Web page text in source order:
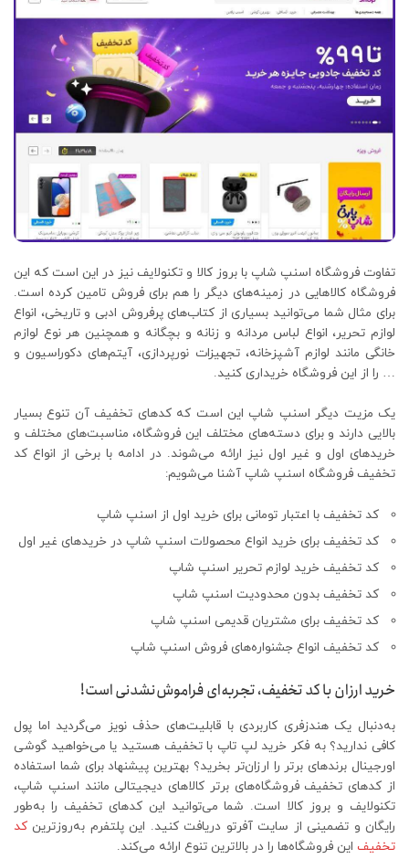
تفاوت فروشگاه اسنپ شاپ با بروز کالا و تکنولایف نیز در این است که این
فروشگاه کالاهایی در زمینه‌های دیگر را هم برای فروش تامین کرده است.
برای مثال شما می‌توانید بسیاری از کتاب‌های پرفروش ادبی و تاریخی، انواع
لوازم تحریر، انواع لباس مردانه و زنانه و بچگانه و همچنین هر نوع لوازم
خانگی مانند لوازم آشپزخانه، تجهیزات نورپردازی، آیتم‌های دکوراسیون و
… را از این فروشگاه خریداری کنید.
یک مزیت دیگر اسنپ شاپ این است که کدهای تخفیف آن تنوع بسیار
بالایی دارند و برای دسته‌های مختلف این فروشگاه، مناسبت‌های مختلف و
خریدهای اول و غیر اول نیز ارائه می‌شوند. در ادامه با برخی از انواع کد
تخفیف فروشگاه اسنپ شاپ آشنا می‌شویم:
کد تخفیف با اعتبار تومانی برای خرید اول از اسنپ شاپ
کد تخفیف برای خرید انواع محصولات اسنپ شاپ در خریدهای غیر اول
کد تخفیف خرید لوازم تحریر اسنپ شاپ
کد تخفیف بدون محدودیت اسنپ شاپ
کد تخفیف برای مشتریان قدیمی اسنپ شاپ
کد تخفیف انواع جشنواره‌های فروش اسنپ شاپ
خرید ارزان با کد تخفیف، تجربه‌ای فراموش‌نشدنی است!
به‌دنبال یک هندزفری کاربردی با قابلیت‌های حذف نویز می‌گردید اما پول
کافی ندارید؟ به فکر خرید لپ تاپ با تخفیف هستید یا می‌خواهید گوشی
اورجینال برندهای برتر را ارزان‌تر بخرید؟ بهترین پیشنهاد برای شما استفاده
از کدهای تخفیف فروشگاه‌های برتر کالاهای دیجیتالی مانند اسنپ شاپ،
تکنولایف و بروز کالا است. شما می‌توانید این کدهای تخفیف را به‌طور
رایگان و تضمینی از سایت آفرتو دریافت کنید. این پلتفرم به‌روزترین کد
تخفیف این فروشگاه‌ها را در بالاترین تنوع ارائه می‌کند.